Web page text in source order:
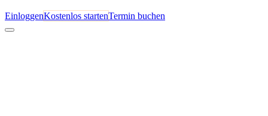
EinloggenKostenlos startenTermin buchen